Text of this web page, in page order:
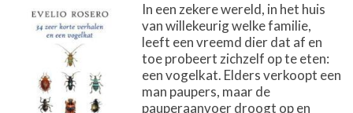
In een zekere wereld, in het huis
van willekeurig welke familie,
leeft een vreemd dier dat af en
toe probeert zichzelf op te eten:
een vogelkat. Elders verkoopt een
man paupers, maar de
pauperaanvoer droogt op en